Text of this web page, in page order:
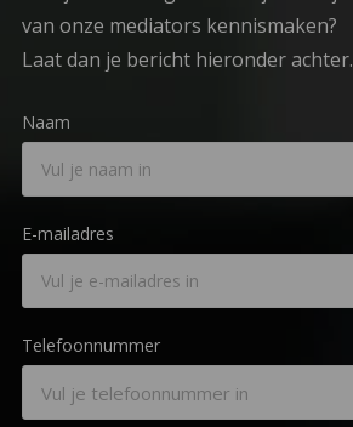
van onze mediators kennismaken?
Laat dan je bericht hieronder achter.
Naam
E-mailadres
Telefoonnummer